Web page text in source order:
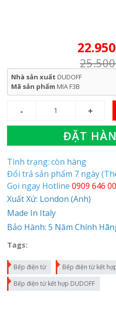
Nhà sản xuất DUDOFF
Mã sản phẩm MIA F3B
ĐẶT
Tình trạng: còn hàng
Đổi trả sản phẩm 7 ngày
Gọi ngay Hotline 0909 646
Xuất Xứ: London (Anh)
Made In Italy
Bảo Hành: 5 Năm Chính
Tags:
Bếp điện từ
Bếp điện từ kết
Bếp điện từ kết hợp DUDOFF